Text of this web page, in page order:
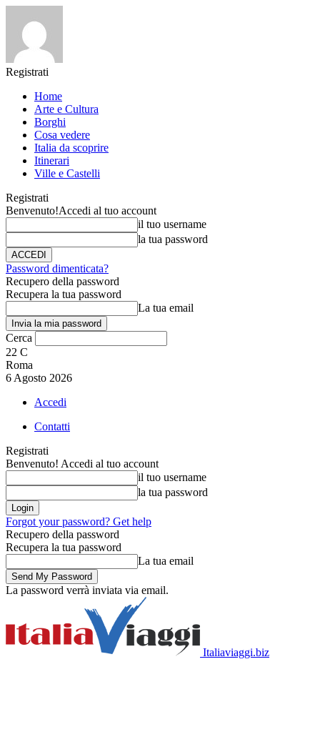
Registrati
Home
Arte e Cultura
Borghi
Cosa vedere
Italia da scoprire
Itinerari
Ville e Castelli
Registrati
Benvenuto!Accedi al tuo account
il tuo username
la tua password
Password dimenticata?
Recupero della password
Recupera la tua password
La tua email
Cerca
22 C
Roma
6 Agosto 2026
Accedi
Contatti
Registrati
Benvenuto! Accedi al tuo account
il tuo username
la tua password
Forgot your password? Get help
Recupero della password
Recupera la tua password
La tua email
La password verrà inviata via email.
Italiaviaggi.biz